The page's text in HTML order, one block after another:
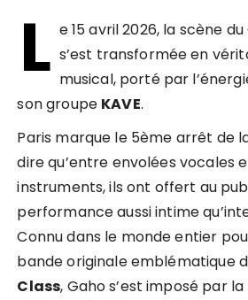
L e 15 avril 2026, la scène
s’est transformée en
musical, porté par
son groupe KAVE.
Paris marque le 5ème arrêt de
dire qu’entre envolées vocales
instruments, ils ont offert au
performance aussi intime
Connu dans le monde entier
bande originale emblématique
Class, Gaho s’est imposé par